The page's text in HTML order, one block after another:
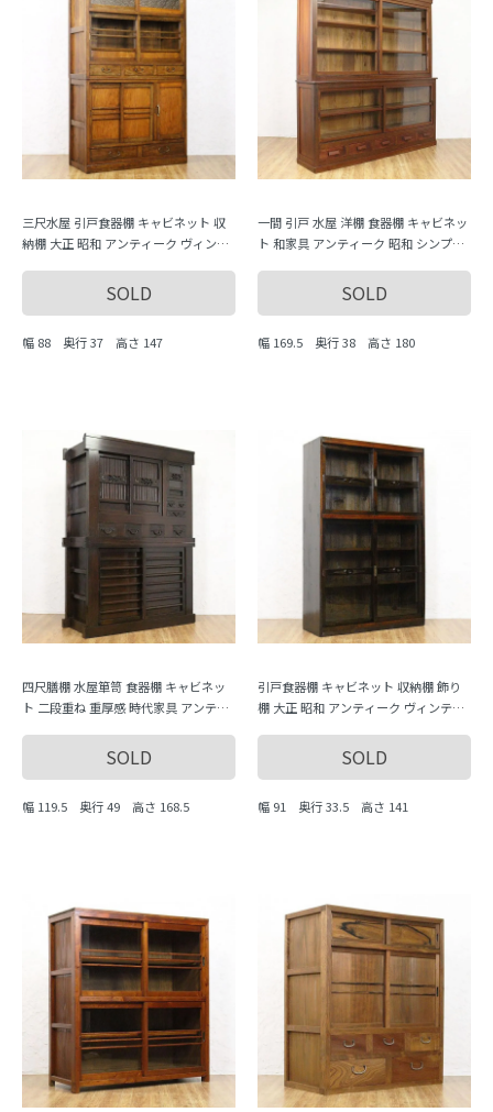
三尺水屋 引戸食器棚 キャビネット 収
納棚 大正 昭和 アンティーク ヴィンテ
SOLD
幅 88 奥行 37 高さ 147
一間 引戸 水屋 洋棚 食器棚 キャビネッ
ト 和家具 アンティーク 昭和 シンプル
SOLD
幅 169.5 奥行 38 高さ 180
四尺膳棚 水屋箪笥 食器棚 キャビネッ
ト 二段重ね 重厚感 時代家具 アンティ
SOLD
幅 119.5 奥行 49 高さ 168.5
引戸食器棚 キャビネット 収納棚 飾り
棚 大正 昭和 アンティーク ヴィンテー
SOLD
幅 91 奥行 33.5 高さ 141